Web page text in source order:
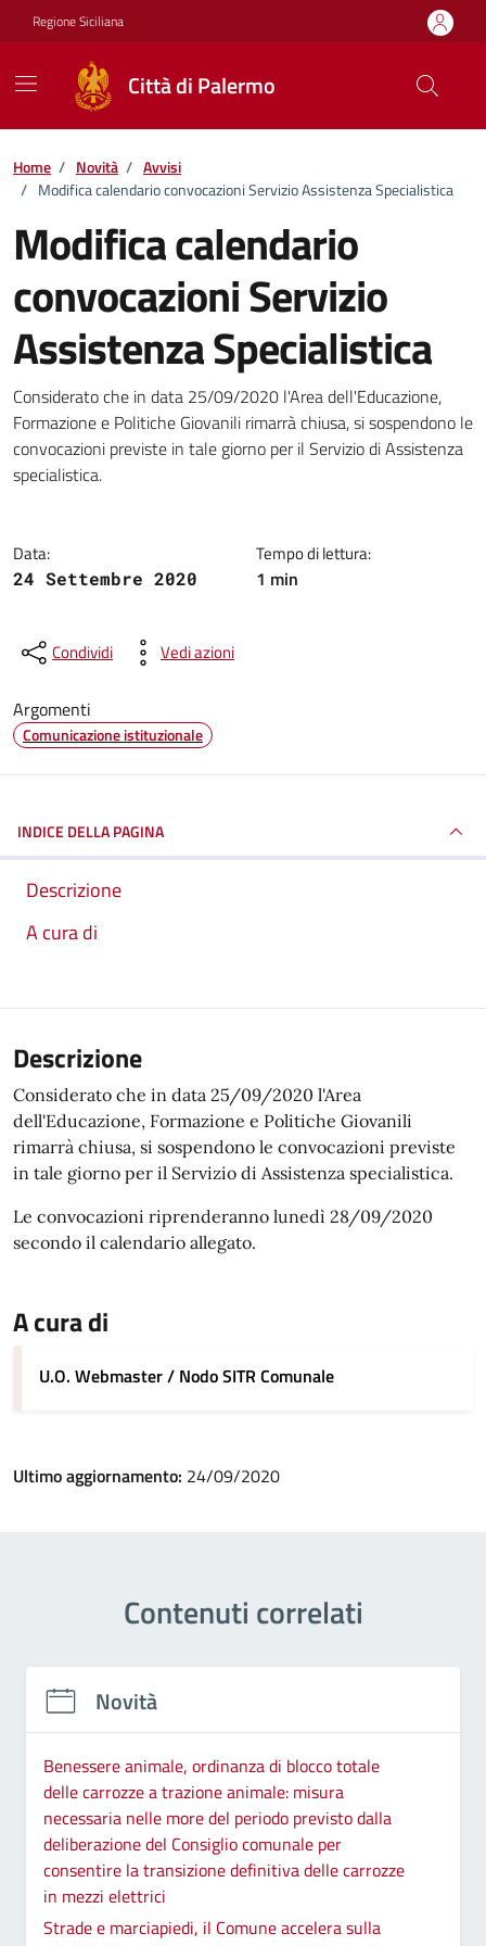
Vai ai contenuti
Vai al footer
Regione Siciliana
Città di Palermo
Home / Novità / Avvisi
/ Modifica calendario convocazioni Servizio Assistenza Specialistica
Modifica calendario
convocazioni Servizio
Assistenza Specialistica
Dettagli della notizia
Considerato che in data 25/09/2020 l'Area dell'Educazione,
Formazione e Politiche Giovanili rimarrà chiusa, si sospendono le
convocazioni previste in tale giorno per il Servizio di Assistenza
specialistica.
Data:
24 Settembre 2020
Tempo di lettura:
1 min
Condividi Vedi azioni
Argomenti
Comunicazione istituzionale
INDICE DELLA PAGINA
Descrizione
A cura di
Descrizione
Considerato che in data 25/09/2020 l'Area
dell'Educazione, Formazione e Politiche Giovanili
rimarrà chiusa, si sospendono le convocazioni previste
in tale giorno per il Servizio di Assistenza specialistica.
Le convocazioni riprenderanno lunedì 28/09/2020
secondo il calendario allegato.
A cura di
U.O. Webmaster / Nodo SITR Comunale
Ultimo aggiornamento: 24/09/2020
Contenuti correlati
Novità
Benessere animale, ordinanza di blocco totale
delle carrozze a trazione animale: misura
necessaria nelle more del periodo previsto dalla
deliberazione del Consiglio comunale per
consentire la transizione definitiva delle carrozze
in mezzi elettrici
Strade e marciapiedi, il Comune accelera sulla